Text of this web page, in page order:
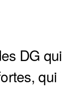
DG qui
qui